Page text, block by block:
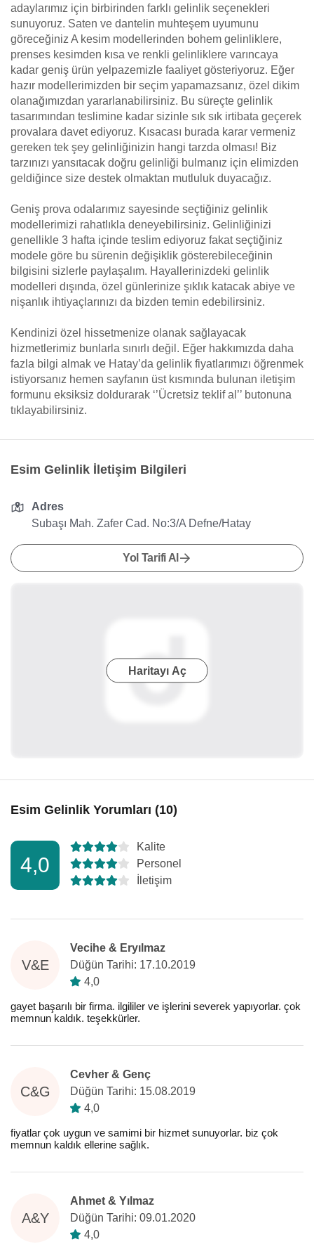
adaylarımız için birbirinden farklı gelinlik seçenekleri
sunuyoruz. Saten ve dantelin muhteşem uyumunu
göreceğiniz A kesim modellerinden bohem gelinliklere,
prenses kesimden kısa ve renkli gelinliklere varıncaya
kadar geniş ürün yelpazemizle faaliyet gösteriyoruz. Eğer
hazır modellerimizden bir seçim yapamazsanız, özel dikim
olanağımızdan yararlanabilirsiniz. Bu süreçte gelinlik
tasarımından teslimine kadar sizinle sık sık irtibata geçerek
provalara davet ediyoruz. Kısacası burada karar vermeniz
gereken tek şey gelinliğinizin hangi tarzda olması! Biz
tarzınızı yansıtacak doğru gelinliği bulmanız için elimizden
geldiğince size destek olmaktan mutluluk duyacağız.
Geniş prova odalarımız sayesinde seçtiğiniz gelinlik
modellerimizi rahatlıkla deneyebilirsiniz. Gelinliğinizi
genellikle 3 hafta içinde teslim ediyoruz fakat seçtiğiniz
modele göre bu sürenin değişiklik gösterebileceğinin
bilgisini sizlerle paylaşalım. Hayallerinizdeki gelinlik
modelleri dışında, özel günlerinize şıklık katacak abiye ve
nişanlık ihtiyaçlarınızı da bizden temin edebilirsiniz.
Kendinizi özel hissetmenize olanak sağlayacak
hizmetlerimiz bunlarla sınırlı değil. Eğer hakkımızda daha
fazla bilgi almak ve Hatay’da gelinlik fiyatlarımızı öğrenmek
istiyorsanız hemen sayfanın üst kısmında bulunan iletişim
formunu eksiksiz doldurarak ‘’Ücretsiz teklif al’’ butonuna
tıklayabilirsiniz.
Esim Gelinlik İletişim Bilgileri
Adres
Subaşı Mah. Zafer Cad. No:3/A Defne/Hatay
Yol Tarifi Al
Haritayı Aç
Esim Gelinlik Yorumları (10)
4,0
Kalite
Personel
İletişim
V&E
Vecihe & Eryılmaz
Düğün Tarihi: 17.10.2019
4,0
gayet başarılı bir firma. ilgililer ve işlerini severek yapıyorlar. çok
memnun kaldık. teşekkürler.
C&G
Cevher & Genç
Düğün Tarihi: 15.08.2019
4,0
fiyatlar çok uygun ve samimi bir hizmet sunuyorlar. biz çok
memnun kaldık ellerine sağlık.
A&Y
Ahmet & Yılmaz
Düğün Tarihi: 09.01.2020
4,0